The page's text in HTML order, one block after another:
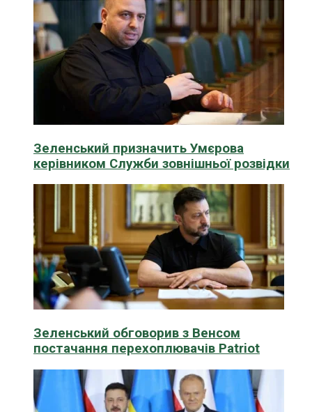
Зеленський призначить Умєрова
керівником Служби зовнішньої розвідки
Зеленський обговорив з Венсом
постачання перехоплювачів Patriot